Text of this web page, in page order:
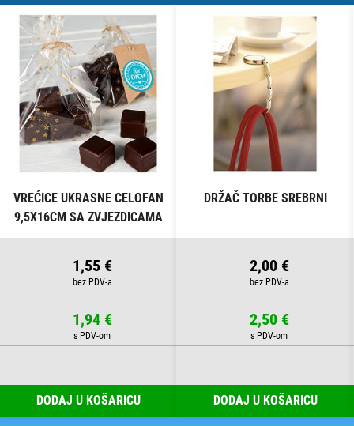
VREĆICE UKRASNE CELOFAN
9,5X16CM SA ZVJEZDICAMA
PK10 HEYDA 20-30892 50
1,55 €
1,94 €
DODAJ U KOŠARICU
DRŽAČ TORBE SREBRNI
2,00 €
2,50 €
DODAJ U KOŠARICU